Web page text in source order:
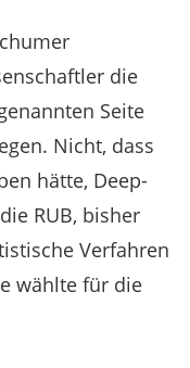
die
Seite
Nicht, dass
hätte, Deep-
RUB, bisher
Verfahren
wählte für die